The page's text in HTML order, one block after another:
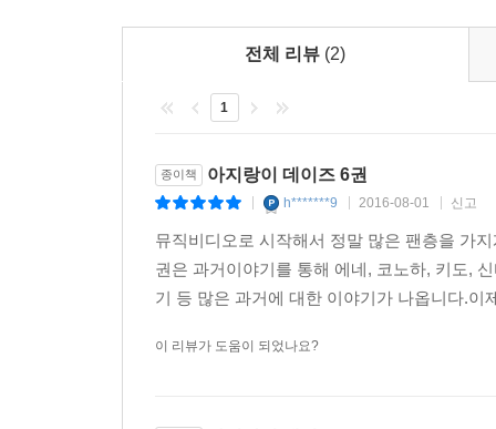
전체 리뷰 (2)
1
종이책 아지랑이 데이즈 6권
h*******9 2016-08-01 신고
뮤직비디오로 시작해서 정말 많은 팬층을 가
권은 과거이야기를 통해 에네, 코노하, 키도,
기 등 많은 과거에 대한 이야기가 나옵니다.
이 리뷰가 도움이 되었나요?